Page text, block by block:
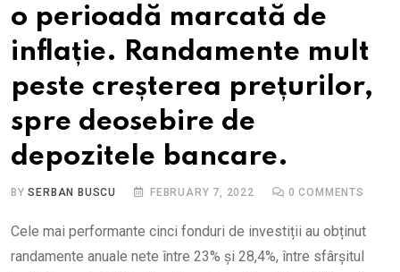
o perioadă marcată de
inflație. Randamente mult
peste creșterea prețurilor,
spre deosebire de
depozitele bancare.
BYSERBAN BUSCU FEBRUARY 7, 2022 0 COMMENTS
Cele mai performante cinci fonduri de investiții au obținut
randamente anuale nete între 23% și 28,4%, între sfârșitul